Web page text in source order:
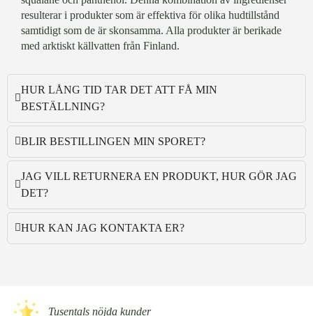
resulterar i produkter som är effektiva för olika hudtillstånd
samtidigt som de är skonsamma. Alla produkter är berikade
med arktiskt källvatten från Finland.
HUR LÅNG TID TAR DET ATT FÅ MIN
BESTÄLLNING?
BLIR BESTILLINGEN MIN SPORET?
JAG VILL RETURNERA EN PRODUKT, HUR GÖR JAG
DET?
HUR KAN JAG KONTAKTA ER?
Tusentals nöjda kunder